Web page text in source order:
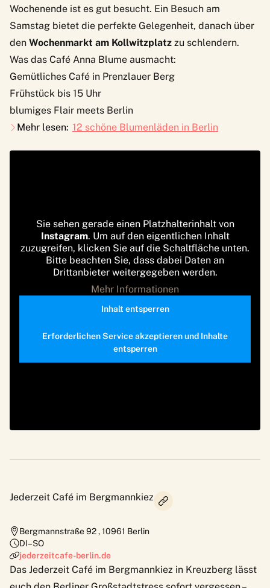
Wochenende ist es gut besucht. Ein Besuch am
Samstag bietet die perfekte Gelegenheit, danach über
den Wochenmarkt am Kollwitzplatz zu schlendern.
Was das Café Anna Blume ausmacht:
Gemütliches Café in Prenzlauer Berg
Frühstück bis 15 Uhr
blumiges Flair meets Berlin
Mehr lesen: 12 schöne Blumenläden in Berlin
Sie sehen gerade einen Platzhalterinhalt von
Instagram. Um auf den eigentlichen Inhalt
zuzugreifen, klicken Sie auf die Schaltfläche unten.
Bitte beachten Sie, dass dabei Daten an
Drittanbieter weitergegeben werden.
Mehr Informationen
Inhalt entsperren
Erforderlichen Service akzeptieren und Inhalte
entsperren
Jederzeit Café im Bergmannkiez
Bergmannstraße 92,10961 Berlin
DI–SO
jederzeitcafe-berlin.de
Das Jederzeit Café im Bergmannkiez in Kreuzberg lässt